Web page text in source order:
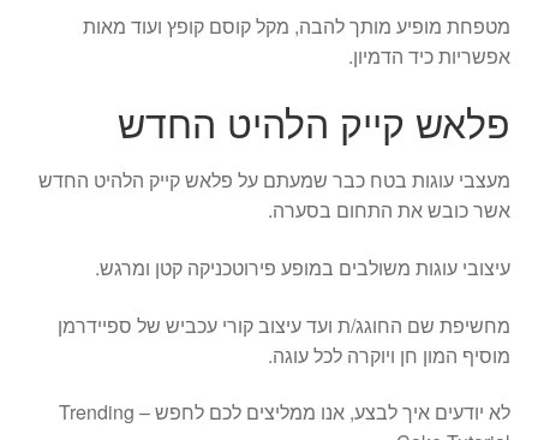
מטפחת מופיע מותך להבה, מקל קוסם קופץ ועוד מאות
אפשריות כיד הדמיון.
פלאש קייק הלהיט החדש
מעצבי עוגות בטח כבר שמעתם על פלאש קייק הלהיט החדש
אשר כובש את התחום בסערה.
עיצובי עוגות משולבים במופע פירוטכניקה קטן ומרגש.
מחשיפת שם החוגג/ת ועד עיצוב קורי עכביש של ספיידרמן
מוסיף המון חן ויוקרה לכל עוגה.
לא יודעים איך לבצע, אנו ממליצים לכם לחפש – Trending